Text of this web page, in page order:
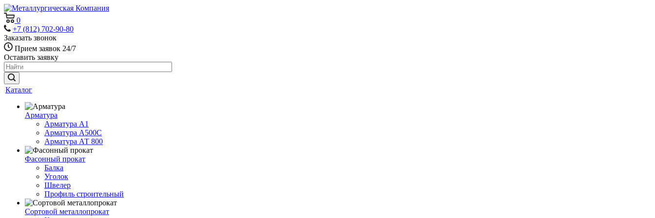
0
+7 (812) 702-90-80
Заказать звонок
Прием заявок 24/7
Оставить заявку
Каталог
Арматура
Арматура А1
Арматура А500С
Арматура АТ 800
Фасонный прокат
Балка
Уголок
Швелер
Профиль строительный
Сортовой металлопрокат